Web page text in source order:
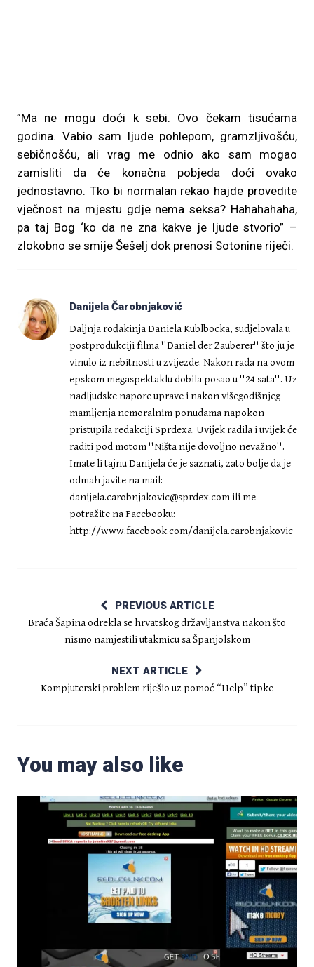
”Ma ne mogu doći k sebi. Ovo čekam tisućama
godina. Vabio sam ljude pohlepom, gramzljivošću,
sebičnošću, ali vrag me odnio ako sam mogao
zamisliti da će konačna pobjeda doći ovako
jednostavno. Tko bi normalan rekao hajde provedite
vječnost na mjestu gdje nema seksa? Hahahahaha,
pa taj Bog ‘ko da ne zna kakve je ljude stvorio” –
zlokobno se smije Šešelj dok prenosi Sotonine riječi.
Danijela Čarobnjaković
Daljnja rođakinja Daniela Kublbocka, sudjelovala u
postprodukciji filma ''Daniel der Zauberer'' što ju je
vinulo iz nebitnosti u zvijezde. Nakon rada na ovom
epskom megaspektaklu dobila posao u ''24 sata''. Uz
nadljudske napore uprave i nakon višegodišnjeg
mamljenja nemoralnim ponudama napokon
pristupila redakciji Sprdexa. Uvijek radila i uvijek će
raditi pod motom ''Ništa nije dovoljno nevažno''.
Imate li tajnu Danijela će je saznati, zato bolje da je
odmah javite na mail:
danijela.carobnjakovic@sprdex.com ili me
potražite na Facebooku:
http://www.facebook.com/danijela.carobnjakovic
PREVIOUS ARTICLE
Braća Šapina odrekla se hrvatskog državljanstva nakon što
nismo namjestili utakmicu sa Španjolskom
NEXT ARTICLE
Kompjuterski problem riješio uz pomoć “Help” tipke
You may also like